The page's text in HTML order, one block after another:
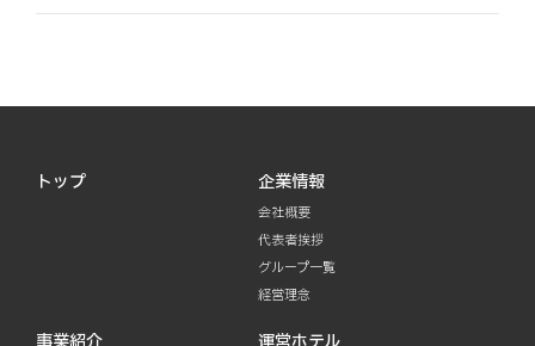
トップ 企業情報
会社概要
代表者挨拶
グループ一覧
経営理念